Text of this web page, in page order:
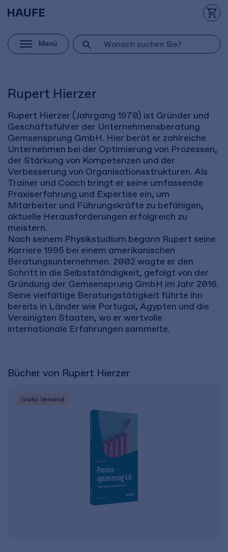
Menü
Rupert Hierzer
Rupert Hierzer (Jahrgang 1970) ist Gründer und
Geschäftsführer der Unternehmensberatung
Gemsensprung GmbH. Hier berät er zahlreiche
Unternehmen bei der Optimierung von Prozessen,
der Stärkung von Kompetenzen und der
Verbesserung von Organisationsstrukturen. Als
Trainer und Coach bringt er seine umfassende
Praxiserfahrung und Expertise ein, um
Mitarbeiter und Führungskräfte zu befähigen,
aktuelle Herausforderungen erfolgreich zu
meistern.
Nach seinem Physikstudium begann Rupert seine
Karriere 1995 bei einem amerikanischen
Beratungsunternehmen. 2002 wagte er den
Schritt in die Selbstständigkeit, gefolgt von der
Gründung der Gemsensprung GmbH im Jahr 2016.
Seine vielfältige Beratungstätigkeit führte ihn
bereits in Länder wie Portugal, Ägypten und die
Vereinigten Staaten, wo er wertvolle
internationale Erfahrungen sammelte.
Bücher von Rupert Hierzer
Gratis Versand